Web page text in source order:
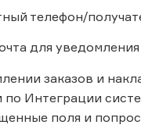
телефон/
для уведомления
заказов и
по Интеграции
поля и